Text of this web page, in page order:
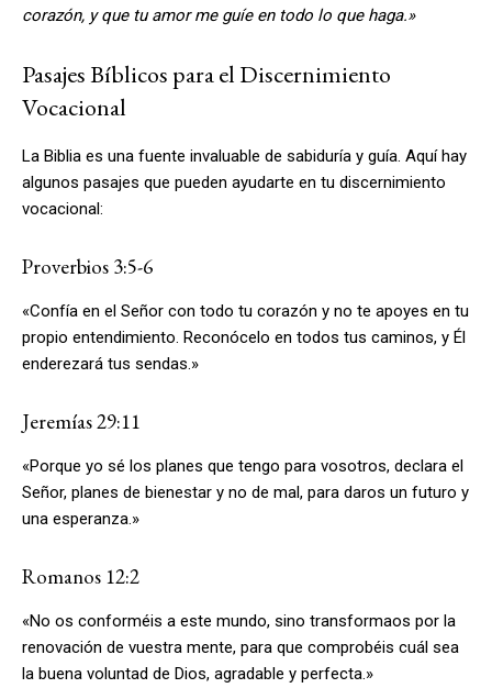
corazón, y que tu amor me guíe en todo lo que haga.»
Pasajes Bíblicos para el Discernimiento
Vocacional
La Biblia es una fuente invaluable de sabiduría y guía. Aquí hay
algunos pasajes que pueden ayudarte en tu discernimiento
vocacional:
Proverbios 3:5-6
«Confía en el Señor con todo tu corazón y no te apoyes en tu
propio entendimiento. Reconócelo en todos tus caminos, y Él
enderezará tus sendas.»
Jeremías 29:11
«Porque yo sé los planes que tengo para vosotros, declara el
Señor, planes de bienestar y no de mal, para daros un futuro y
una esperanza.»
Romanos 12:2
«No os conforméis a este mundo, sino transformaos por la
renovación de vuestra mente, para que comprobéis cuál sea
la buena voluntad de Dios, agradable y perfecta.»